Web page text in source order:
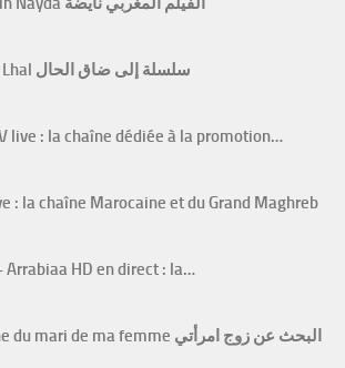
Série Ila Da9 Lhal سلسلة إلى ضاق الحال
live : la chaîne dédiée à la promotion…
: la chaîne Marocaine et du Grand Maghreb
Arrabiaa HD en direct : la…
A la recherche du mari de ma femme البحث عن زوج امرأتي